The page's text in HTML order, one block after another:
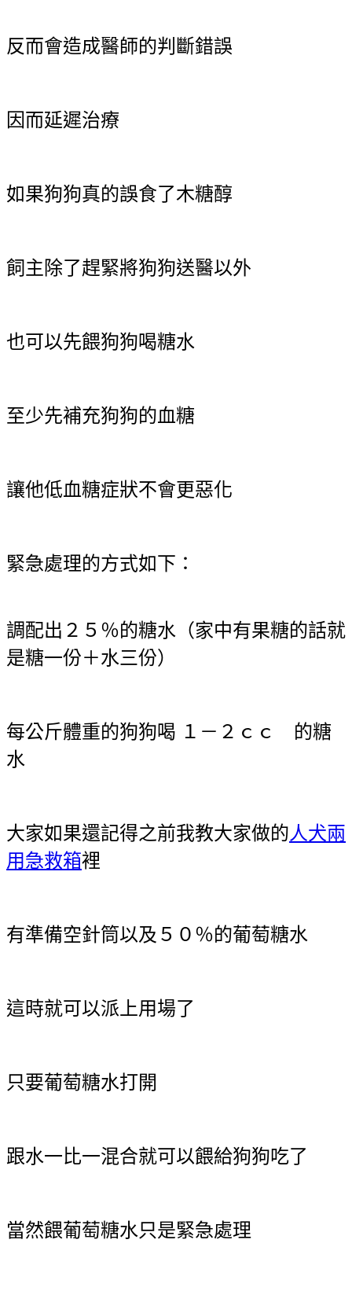
反而會造成醫師的判斷錯誤
因而延遲治療
如果狗狗真的誤食了木糖醇
飼主除了趕緊將狗狗送醫以外
也可以先餵狗狗喝糖水
至少先補充狗狗的血糖
讓他低血糖症狀不會更惡化
緊急處理的方式如下：
調配出２５％的糖水（家中有果糖的話就
是糖一份＋水三份）
每公斤體重的狗狗喝 １－２ｃｃ 的糖
水
大家如果還記得之前我教大家做的人犬兩
用急救箱裡
有準備空針筒以及５０％的葡萄糖水
這時就可以派上用場了
只要葡萄糖水打開
跟水一比一混合就可以餵給狗狗吃了
當然餵葡萄糖水只是緊急處理